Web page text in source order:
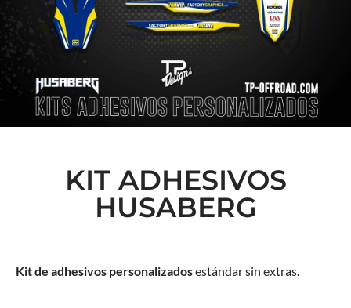
KIT ADHESIVOS
HUSABERG
Kit de adhesivos personalizadosestándar sin extras.